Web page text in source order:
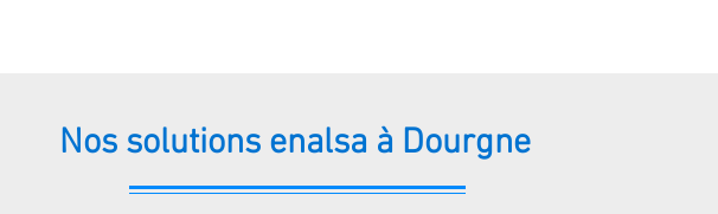
Nos solutions enalsa à Dourgne